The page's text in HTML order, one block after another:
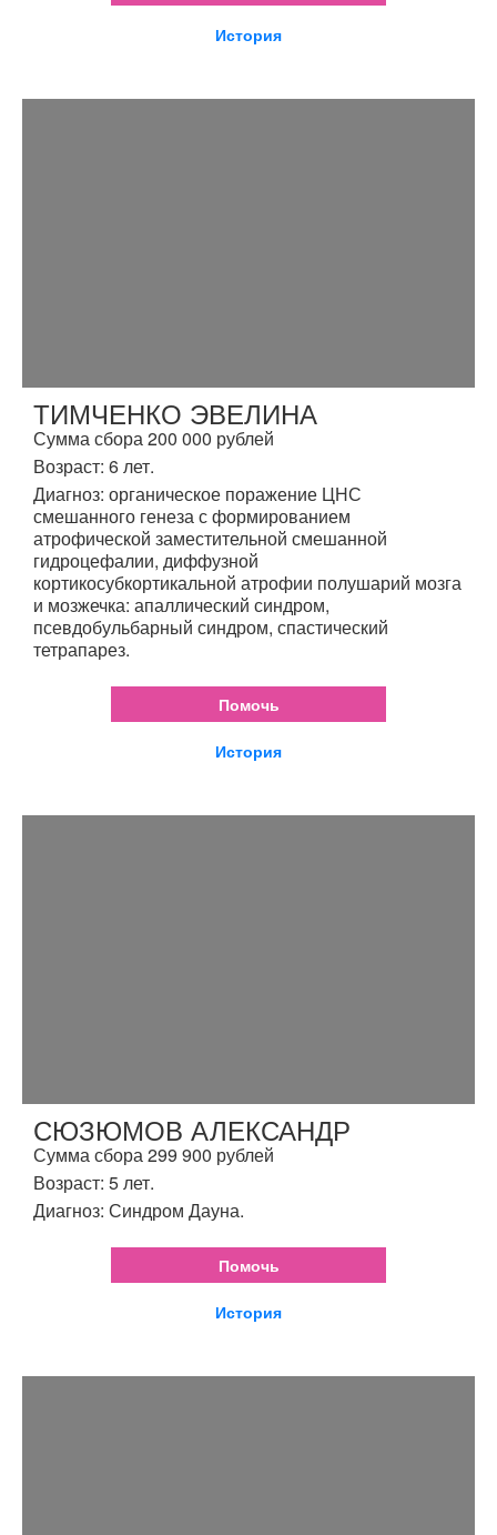
История
ТИМЧЕНКО ЭВЕЛИНА
Сумма сбора 200 000 рублей
Возраст: 6 лет.
Диагноз: органическое поражение ЦНС
смешанного генеза с формированием
атрофической заместительной смешанной
гидроцефалии, диффузной
кортикосубкортикальной атрофии полушарий мозга
и мозжечка: апаллический синдром,
псевдобульбарный синдром, спастический
тетрапарез.
Помочь
История
СЮЗЮМОВ АЛЕКСАНДР
Сумма сбора 299 900 рублей
Возраст: 5 лет.
Диагноз: Синдром Дауна.
Помочь
История